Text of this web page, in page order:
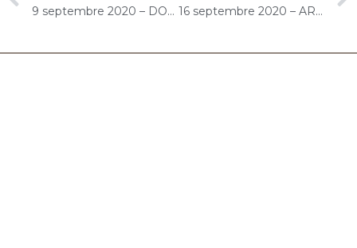
9 septembre 2020 – DOMUSVI Granger (Draveil) : Concert « Cello Solo » 16 septembre 2020 – ARPAVIE Les Grands Chênes (Chatou) : Concert « Gelato-Cello Solo »